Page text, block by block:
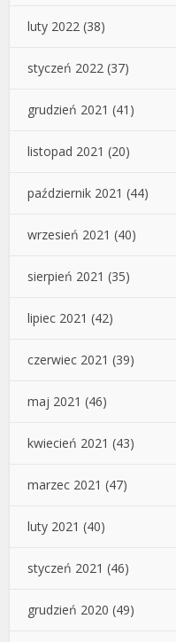
luty 2022 (38)
styczeń 2022 (37)
grudzień 2021 (41)
listopad 2021 (20)
październik 2021 (44)
wrzesień 2021 (40)
sierpień 2021 (35)
lipiec 2021 (42)
czerwiec 2021 (39)
maj 2021 (46)
kwiecień 2021 (43)
marzec 2021 (47)
luty 2021 (40)
styczeń 2021 (46)
grudzień 2020 (49)